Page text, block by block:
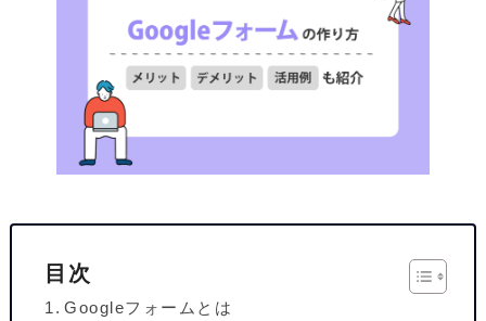
目次
Googleフォームとは